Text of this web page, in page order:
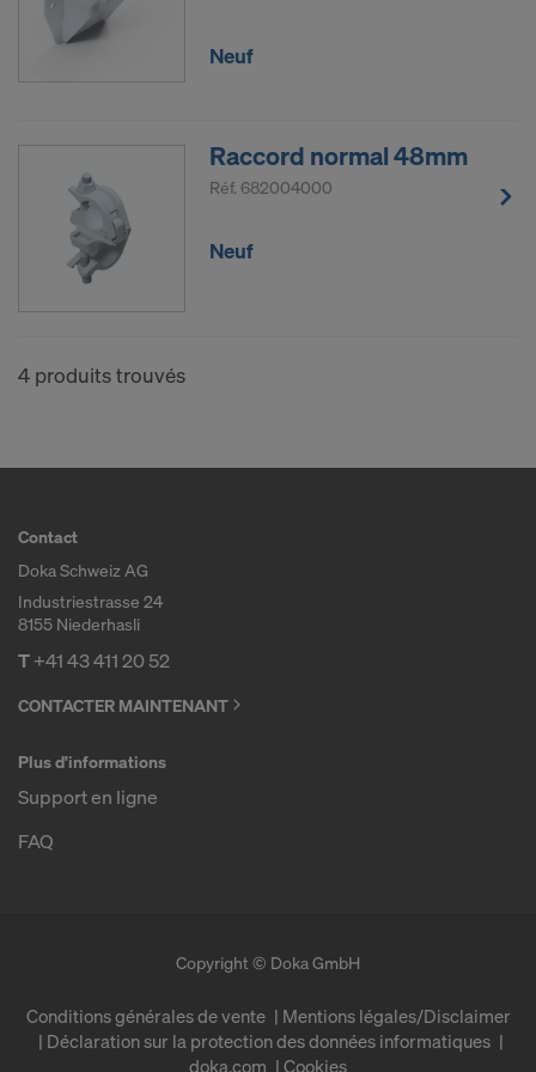
Neuf
Raccord normal 48mm
Réf. 682004000
Neuf
4 produits trouvés
Contact
Doka Schweiz AG
Industriestrasse 24
8155 Niederhasli
T+41 43 411 20 52
CONTACTER MAINTENANT
Plus d'informations
Support en ligne
FAQ
Copyright © Doka GmbH
Conditions générales de vente
Mentions légales/Disclaimer
Déclaration sur la protection des données informatiques
doka.com
Cookies
Certains de nos partenaires ont leur succursale aux
États-Unis. Nous transmettons vos données à
caractère personnel à nos partenaires aux États-
Nous tenons à vous informer que l’arrêt du 16 juillet
2020 (Cour de justice de l’Union européenne, C-
311/18, arrêt « Schrems II ») a rétracté la décision
d’adéquation qui autorisait un transfert de données
à caractère personnel aux États-Unis. Par
consiste notamment en ce que vos données sont
vous êtes largement dépourvu de droits effectifs et
exécutoires contre cette procédure des autorités
américaines.
Les données à caractère personnel que nous
des adresses IP (« adresses de protocole Internet »).
Nous coopérons avec les destinataires suivants par
le biais de diverses applications :
Rocket Science Group LLC
Sketchfab Inc.
The Trade Desk, Inc.